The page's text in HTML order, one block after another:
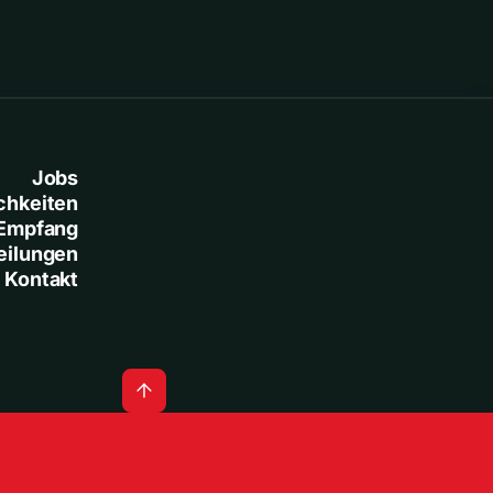
Jobs
Kontakt